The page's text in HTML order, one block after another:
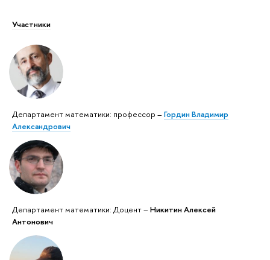
Участники
Департамент математики: профессор – Гордин Владимир
Александрович
Департамент математики: Доцент – Никитин Алексей
Антонович